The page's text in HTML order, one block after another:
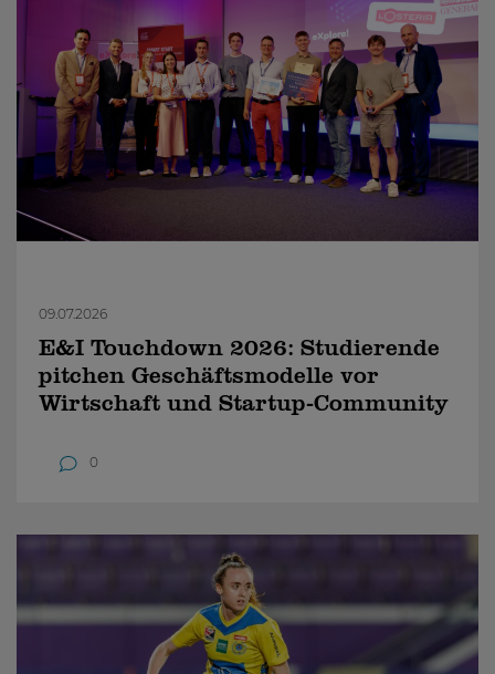
09.07.2026
E&I Touchdown 2026: Studierende
pitchen Geschäftsmodelle vor
Wirtschaft und Startup-Community
0